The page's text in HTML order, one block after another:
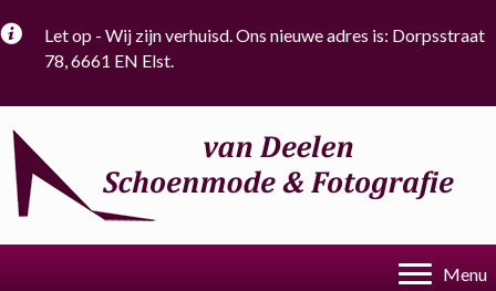
Let op - Wij zijn verhuisd. Ons nieuwe adres is: Dorpsstraat
78, 6661 EN Elst.
Menu